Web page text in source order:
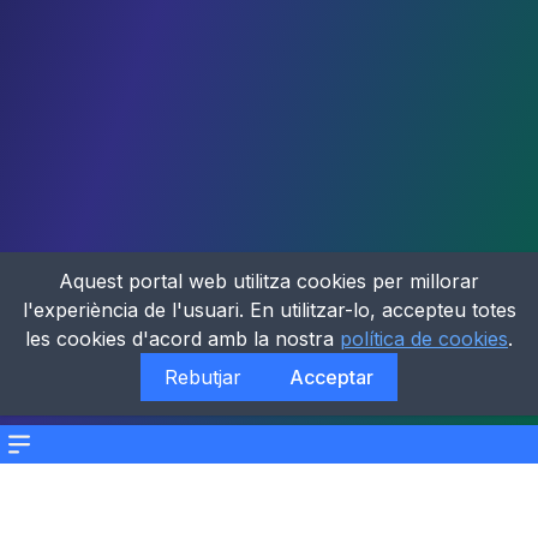
Menu
Aquest portal web utilitza cookies per millorar
l'experiència de l'usuari. En utilitzar-lo, accepteu totes
les cookies d'acord amb la nostra política de cookies.
Rebutjar
Acceptar